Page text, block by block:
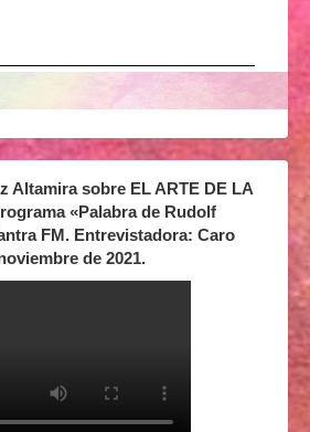
Altamira sobre EL ARTE DE LA
«Palabra de Rudolf
FM. Entrevistadora: Caro
de 2021.